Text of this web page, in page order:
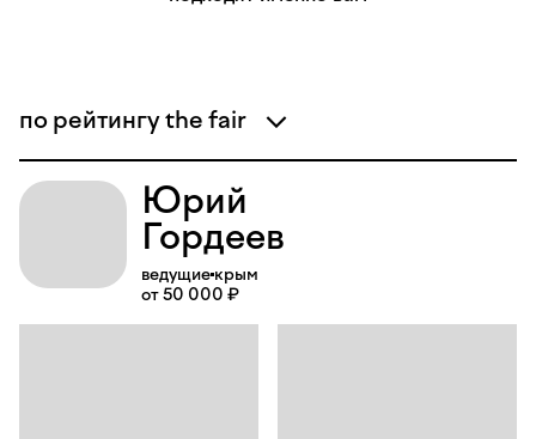
по рейтингу the fair
Юрий
Гордеев
ведущие крым
от 50 000 ₽